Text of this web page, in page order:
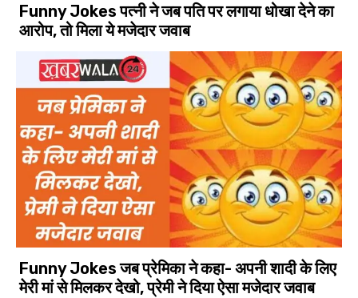
Funny Jokes पत्नी ने जब पति पर लगाया धोखा देने का
आरोप, तो मिला ये मजेदार जवाब
Funny Jokes जब प्रेमिका ने कहा- अपनी शादी के लिए
मेरी मां से मिलकर देखो, प्रेमी ने दिया ऐसा मजेदार जवाब